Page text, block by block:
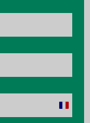
France